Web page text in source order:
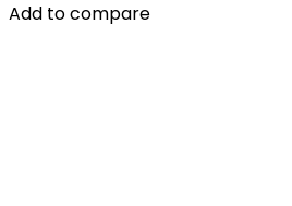
Add to compare